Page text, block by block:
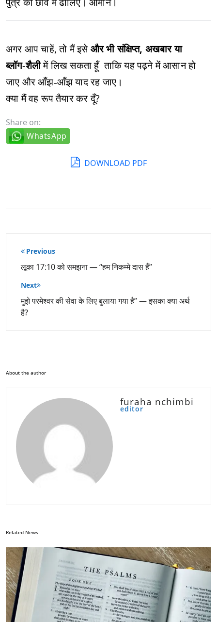
अगर आप चाहें, तो मैं इसेऔर भी संक्षिप्त, अखबार या
ब्लॉग‑शैलीमें लिख सकता हूँ ताकि यह पढ़ने में आसान हो
जाए और आँझ‑आँझ याद रह जाए।
क्या मैं वह रूप तैयार कर दूँ?
Share on:
WhatsApp
DOWNLOAD PDF
पोस्ट
नेविगेशन
Previous
लूका 17:10 को समझना — “हम निकम्मे दास हैं”
Next
मुझे परमेश्वर की सेवा के लिए बुलाया गया है” — इसका क्या अर्थ
है?
About the author
furaha nchimbi
editor
Related News